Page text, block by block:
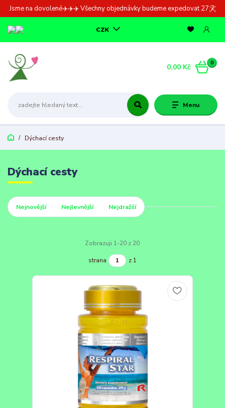
Jsme na dovolené✈️✈️✈️ Všechny objednávky budeme expedovat 27.7.
Menu
CZK
0
0,00 Kč
Dýchací cesty
Dýchací cesty
Nejnovější Nejlevnější Nejdražší
Zobrazuji 1-20 z 20
strana z 1